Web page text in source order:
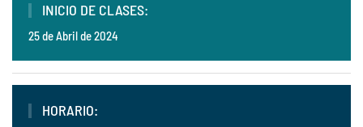
INICIO DE CLASES:
25 de Abril de 2024
HORARIO: